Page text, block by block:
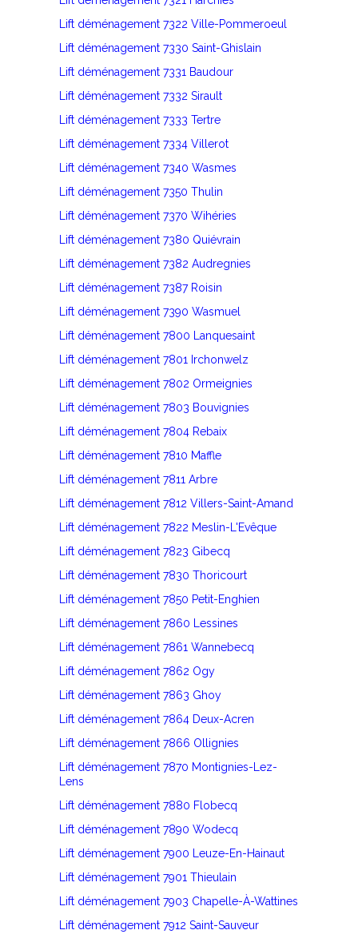
Lift déménagement 7322 Ville-Pommeroeul
Lift déménagement 7330 Saint-Ghislain
Lift déménagement 7331 Baudour
Lift déménagement 7332 Sirault
Lift déménagement 7333 Tertre
Lift déménagement 7334 Villerot
Lift déménagement 7340 Wasmes
Lift déménagement 7350 Thulin
Lift déménagement 7370 Wihéries
Lift déménagement 7380 Quiévrain
Lift déménagement 7382 Audregnies
Lift déménagement 7387 Roisin
Lift déménagement 7390 Wasmuel
Lift déménagement 7800 Lanquesaint
Lift déménagement 7801 Irchonwelz
Lift déménagement 7802 Ormeignies
Lift déménagement 7803 Bouvignies
Lift déménagement 7804 Rebaix
Lift déménagement 7810 Maffle
Lift déménagement 7811 Arbre
Lift déménagement 7812 Villers-Saint-Amand
Lift déménagement 7822 Meslin-L'Evêque
Lift déménagement 7823 Gibecq
Lift déménagement 7830 Thoricourt
Lift déménagement 7850 Petit-Enghien
Lift déménagement 7860 Lessines
Lift déménagement 7861 Wannebecq
Lift déménagement 7862 Ogy
Lift déménagement 7863 Ghoy
Lift déménagement 7864 Deux-Acren
Lift déménagement 7866 Ollignies
Lift déménagement 7870 Montignies-Lez-
Lens
Lift déménagement 7880 Flobecq
Lift déménagement 7890 Wodecq
Lift déménagement 7900 Leuze-En-Hainaut
Lift déménagement 7901 Thieulain
Lift déménagement 7903 Chapelle-À-Wattines
Lift déménagement 7912 Saint-Sauveur